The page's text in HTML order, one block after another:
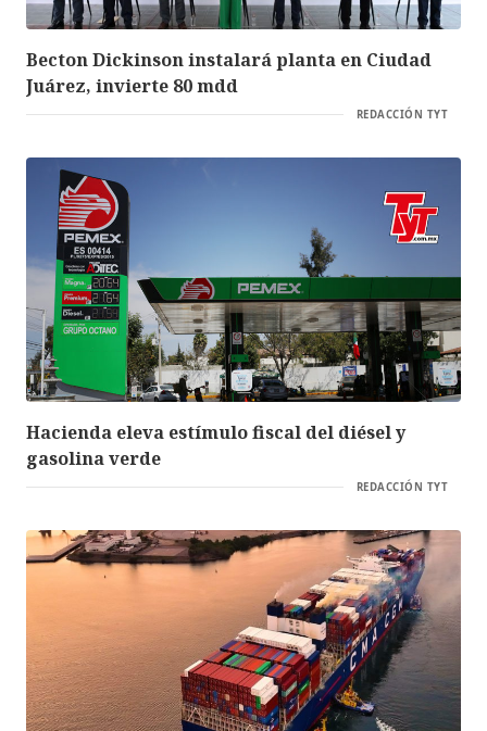
Becton Dickinson instalará planta en Ciudad
Juárez, invierte 80 mdd
REDACCIÓN TYT
Hacienda eleva estímulo fiscal del diésel y
gasolina verde
REDACCIÓN TYT